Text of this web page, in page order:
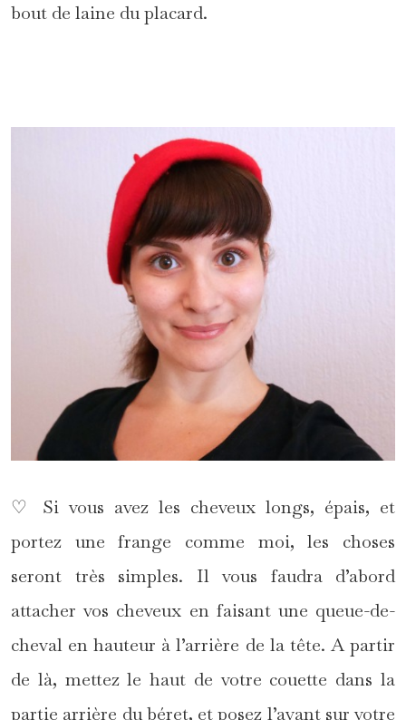
bout de laine du placard.
♡ Si vous avez les cheveux longs, épais, et
portez une frange comme moi, les choses
seront très simples. Il vous faudra d’abord
attacher vos cheveux en faisant une queue-de-
cheval en hauteur à l’arrière de la tête. A partir
de là, mettez le haut de votre couette dans la
partie arrière du béret, et posez l’avant sur votre